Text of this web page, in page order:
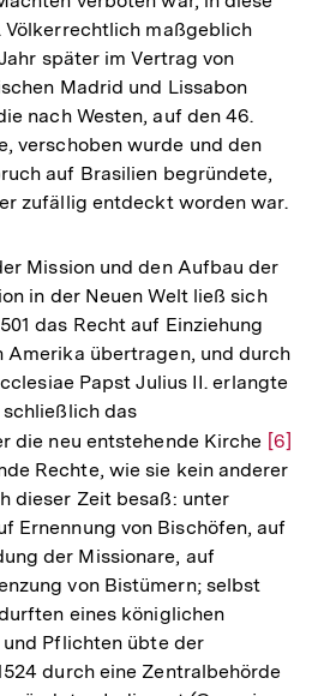
Völkerrechtlich maßgeblich
später im Vertrag von
Madrid und Lissabon
nach Westen, auf den 46.
verschoben wurde und den
auf Brasilien begründete,
zufällig entdeckt worden war.
Mission und den Aufbau der
in der Neuen Welt ließ sich
das Recht auf Einziehung
Amerika übertragen, und durch
Papst Julius II. erlangte
schließlich das
die neu entstehende Kirche Zur
[6]
Rechte, wie sie kein anderer
dieser Zeit besaß: unter
Ernennung von Bischöfen, auf
der Missionare, auf
von Bistümern; selbst
eines königlichen
und Pflichten übte der
durch eine Zentralbehörde